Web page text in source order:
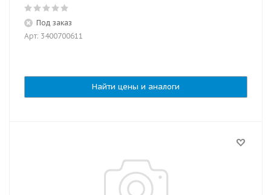
Под заказ
Арт: 3400700611
Найти цены и аналоги